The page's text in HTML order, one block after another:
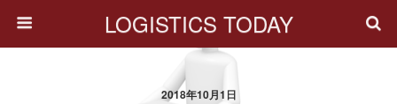
LOGISTICS TODAY
2018年10月1日